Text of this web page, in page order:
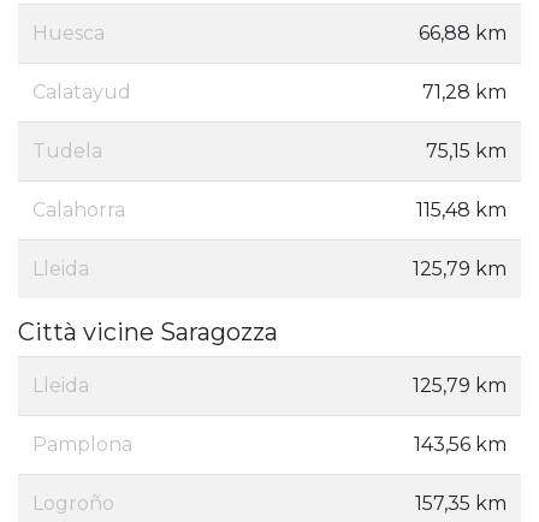
Huesca 66,88 km
Calatayud 71,28 km
Tudela 75,15 km
Calahorra 115,48 km
Lleida 125,79 km
Città vicine Saragozza
Lleida 125,79 km
Pamplona 143,56 km
Logroño 157,35 km